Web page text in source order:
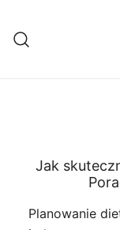
treści
Jak
Planowanie